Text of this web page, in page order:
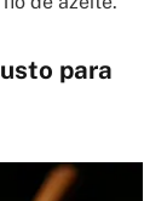
para